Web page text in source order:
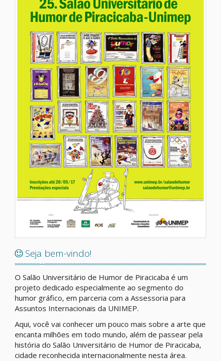
Seja bem-vindo!
O Salão Universitário de Humor de Piracicaba é um
projeto dedicado especialmente ao segmento do
humor gráfico, em parceria com a Assessoria para
Assuntos Internacionais da UNIMEP.
Aqui, você vai conhecer um pouco mais sobre a arte que
encanta milhões em todo mundo, além de passear pela
história do Salão Universitário de Humor de Piracicaba,
cidade reconhecida internacionalmente nesta área.